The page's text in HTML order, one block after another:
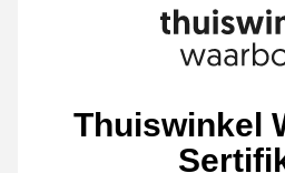
Thuiswinkel